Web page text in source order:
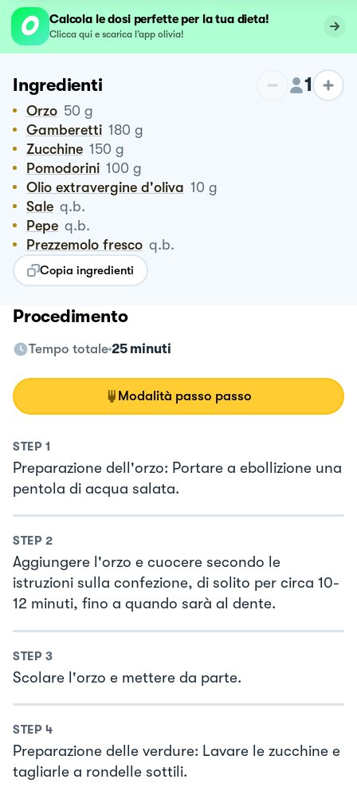
Calcola le dosi perfette per la tua dieta!
Clicca qui e scarica l’app olivia!
Ingredienti 1
Orzo 50 g
Gamberetti 180 g
Zucchine 150 g
Pomodorini 100 g
Olio extravergine d'oliva 10 g
Sale q.b.
Pepe q.b.
Prezzemolo fresco q.b.
Copia ingredienti
Procedimento
Tempo totale 25 minuti
Modalità passo passo
STEP 1
Preparazione dell'orzo: Portare a ebollizione una
pentola di acqua salata.
STEP 2
Aggiungere l'orzo e cuocere secondo le
istruzioni sulla confezione, di solito per circa 10-
12 minuti, fino a quando sarà al dente.
STEP 3
Scolare l'orzo e mettere da parte.
STEP 4
Preparazione delle verdure: Lavare le zucchine e
tagliarle a rondelle sottili.